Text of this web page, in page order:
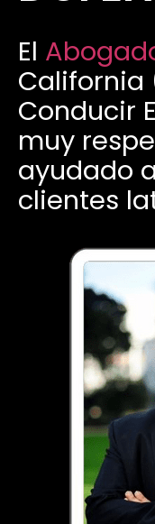
El
California
Conducir
muy
ayudado
clientes